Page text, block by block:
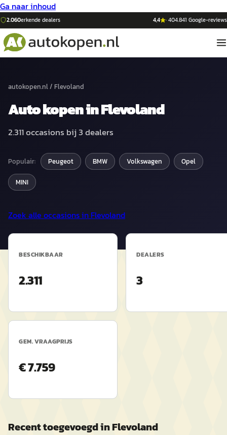
Ga naar inhoud
2.060erkende dealers 4,4 ·404.841 Google-reviews
autokopen.nl/ Flevoland
Autokopen inFlevoland
2.311occasions bij3dealers
Populair: Peugeot BMW Volkswagen Opel
MINI
Zoek alle occasions in Flevoland
BESCHIKBAAR
2.311
DEALERS
3
GEM. VRAAGPRIJS
€ 7.759
Recent toegevoegd inFlevoland